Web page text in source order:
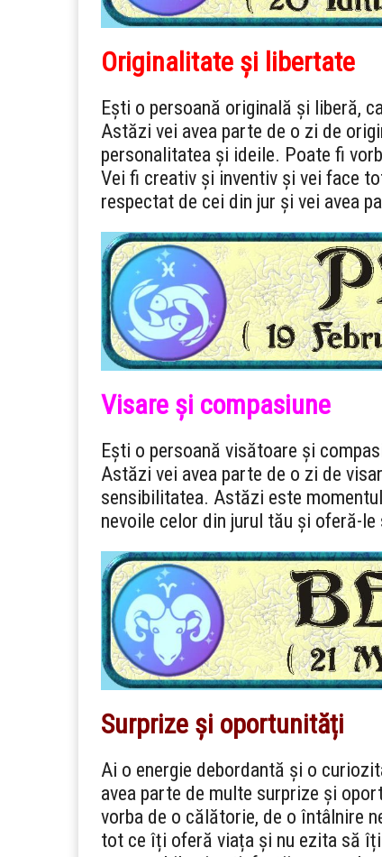
Originalitate și libertate
Ești o persoană originală și liberă,
Astăzi vei avea parte de o zi de
personalitatea și ideile. Poate fi
Vei fi creativ și inventiv și vei face
respectat de cei din jur și vei avea
Visare și compasiune
Ești o persoană visătoare și
Astăzi vei avea parte de o zi de
sensibilitatea. Astăzi este
nevoile celor din jurul tău și oferă-
Surprize și oportunități
Ai o energie debordantă și o
avea parte de multe surprize și
vorba de o călătorie, de o întâlnire
tot ce îți oferă viața și nu ezita să